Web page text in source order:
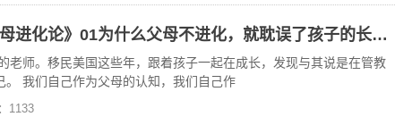
星辰大海：推出新专辑《父母进化论》01为什么父母不进化，就耽误了孩子的长大？
老师。移民美国这些年，跟着孩子一起在成长，发现与其说是在管教
我们自己作为父母的认知，我们自己作
1133